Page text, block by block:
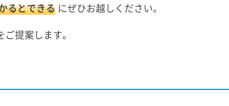
るとできる にぜひお越しください。
提案します。